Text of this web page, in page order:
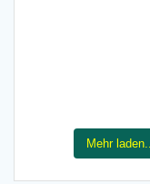
Mehr laden...